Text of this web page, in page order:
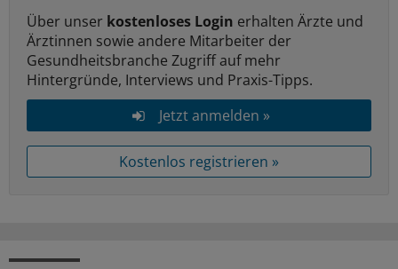
Über unser kostenloses Login erhalten Ärzte und
Ärztinnen sowie andere Mitarbeiter der
Gesundheitsbranche Zugriff auf mehr
Hintergründe, Interviews und Praxis-Tipps.
Jetzt anmelden »
Kostenlos registrieren »